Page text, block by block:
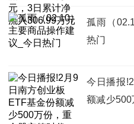
孤雨（
热门
今日播报
额减少